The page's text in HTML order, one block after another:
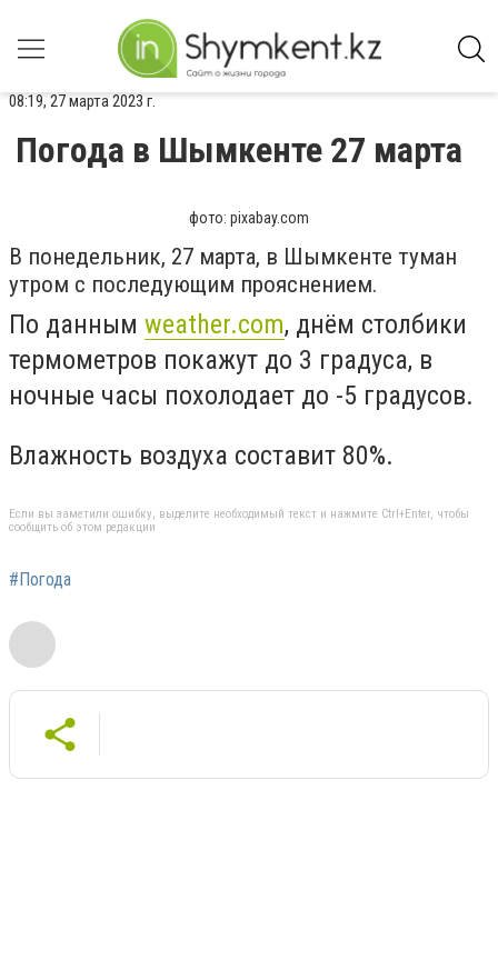
08:19, 27 марта 2023 г.
Погода в Шымкенте 27 марта
фото: pixabay.com
В понедельник, 27 марта, в Шымкенте туман
утром с последующим прояснением.
По данным weather.com, днём столбики
термометров покажут до 3 градуса, в
ночные часы похолодает до -5 градусов.
Влажность воздуха составит 80%.
Если вы заметили ошибку, выделите необходимый текст и нажмите Ctrl+Enter, чтобы
сообщить об этом редакции
#Погода